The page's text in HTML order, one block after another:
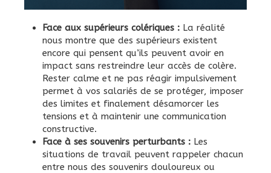
Face aux supérieurs colériques : La réalité
nous montre que des supérieurs existent
encore qui pensent qu’ils peuvent avoir en
impact sans restreindre leur accès de colère.
Rester calme et ne pas réagir impulsivement
permet à vos salariés de se protéger, imposer
des limites et finalement désamorcer les
tensions et à maintenir une communication
constructive.
Face à ses souvenirs perturbants : Les
situations de travail peuvent rappeler chacun
entre nous des souvenirs douloureux ou